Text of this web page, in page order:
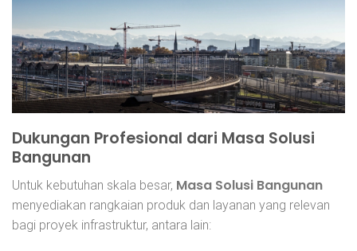
Dukungan Profesional dari Masa Solusi
Bangunan
Untuk kebutuhan skala besar, Masa Solusi Bangunan
menyediakan rangkaian produk dan layanan yang relevan
bagi proyek infrastruktur, antara lain: